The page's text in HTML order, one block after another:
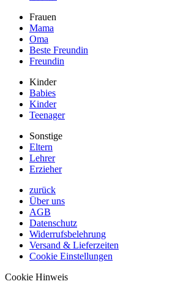
Frauen
Mama
Oma
Beste Freundin
Freundin
Kinder
Babies
Kinder
Teenager
Sonstige
Eltern
Lehrer
Erzieher
zurück
Über uns
AGB
Datenschutz
Widerrufsbelehrung
Versand & Lieferzeiten
Cookie Einstellungen
Cookie Hinweis